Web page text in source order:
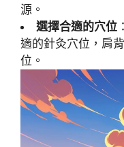
源。
選擇合適的穴位
適的針灸穴位，肩
位。